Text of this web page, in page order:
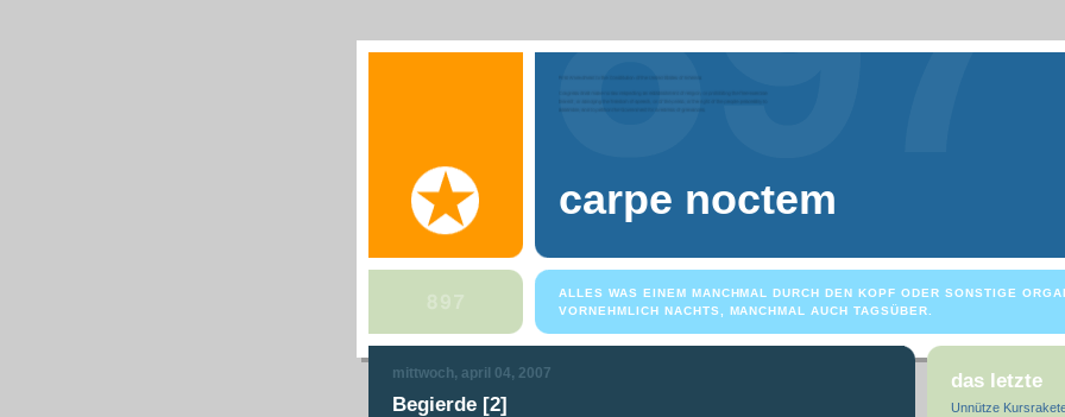
carpe noctem
ALLES WAS EINEM MANCHMAL DURCH DEN KOPF ODER SONSTIGE
VORNEHMLICH NACHTS, MANCHMAL AUCH TAGSÜBER.
mittwoch, april 04, 2007
Begierde [2]
das letzte
Unnütze